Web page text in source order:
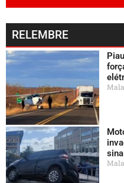
RELEMBRE